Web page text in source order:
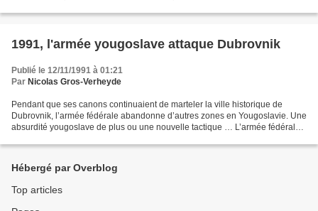
1991, l'armée yougoslave attaque Dubrovnik
Publié le 12/11/1991 à 01:21
Par Nicolas Gros-Verheyde
Pendant que ses canons continuaient de marteler la ville historique de
Dubrovnik, l’armée fédérale abandonne d’autres zones en Yougoslavie. Une
absurdité yougoslave de plus ou une nouvelle tactique … L’armée fédérale
Hébergé par Overblog
Top articles